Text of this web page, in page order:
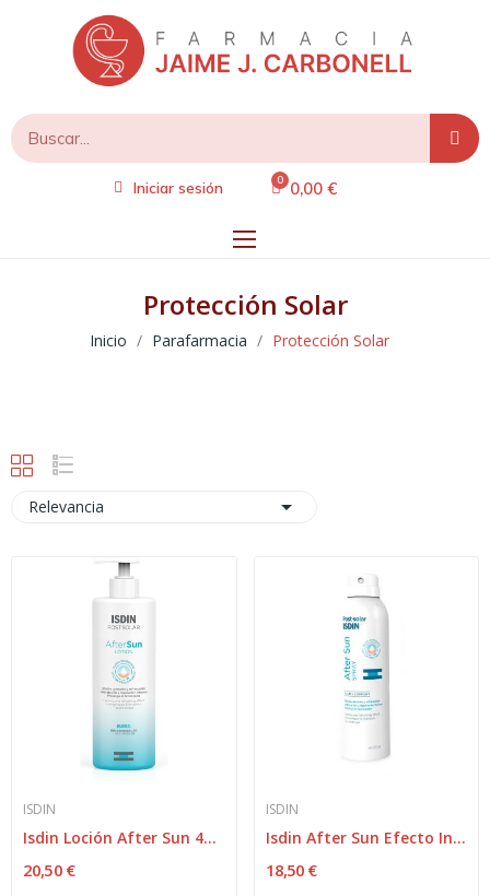
Iniciar sesión 0,00 €
Protección Solar
Inicio Parafarmacia Protección Solar
Relevancia 
ISDIN
Isdin Loción After Sun 400ml
20,50 €
ISDIN
Isdin After Sun Efecto Inmediato Spray 200 ml
18,50 €